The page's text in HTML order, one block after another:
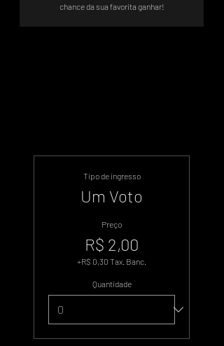
chance da sua favorita ganhar!
Tipo de ingresso
Um Voto
Preço
R$ 2,00
+R$ 0,30 Tax. Banc.
Quantidade